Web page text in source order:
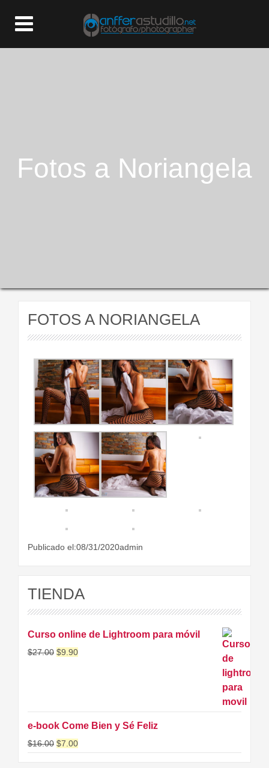
Fotos a Noriangela
FOTOS A NORIANGELA
Publicado el:08/31/2020admin
TIENDA
Curso online de Lightroom para móvil
$27.00 $9.90
e-book Come Bien y Sé Feliz
$16.00 $7.00